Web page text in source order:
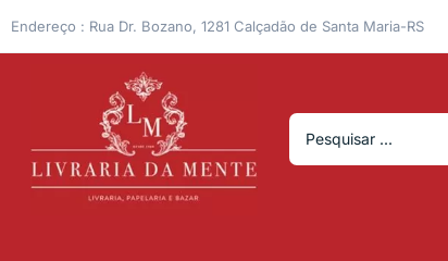
Endereço : Rua Dr. Bozano, 1281 Calçadão de Santa Maria-RS